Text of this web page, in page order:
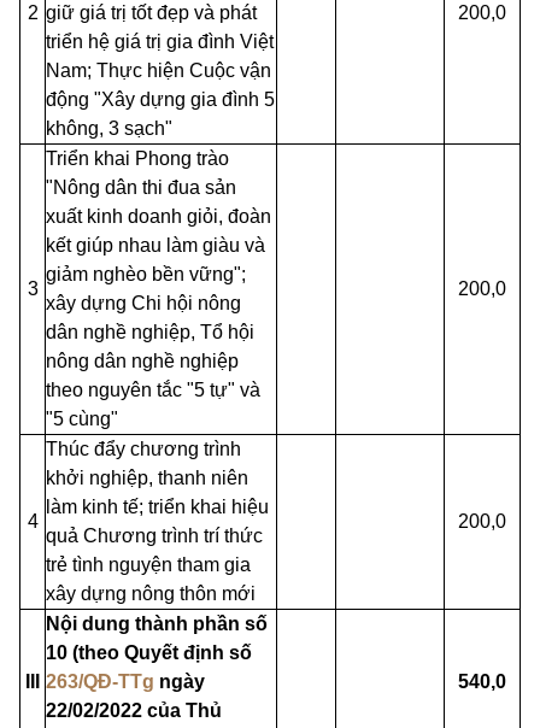
2 giữ giá trị tốt đẹp và phát
triển hệ giá trị gia đình Việt
Nam; Thực hiện Cuộc vận
động "Xây dựng gia đình 5
không, 3 sạch"
200,0
3
Triển khai Phong trào
"Nông dân thi đua sản
xuất kinh doanh giỏi, đoàn
kết giúp nhau làm giàu và
giảm nghèo bền vững";
xây dựng Chi hội nông
dân nghề nghiệp, Tổ hội
nông dân nghề nghiệp
theo nguyên tắc "5 tự" và
"5 cùng"
200,0
4
Thúc đẩy chương trình
khởi nghiệp, thanh niên
làm kinh tế; triển khai hiệu
quả Chương trình trí thức
trẻ tình nguyện tham gia
xây dựng nông thôn mới
200,0
Nội dung thành phần số
10 (theo Quyết định số
263/QĐ-TTg ngày
22/02/2022 của Thủ
540,0